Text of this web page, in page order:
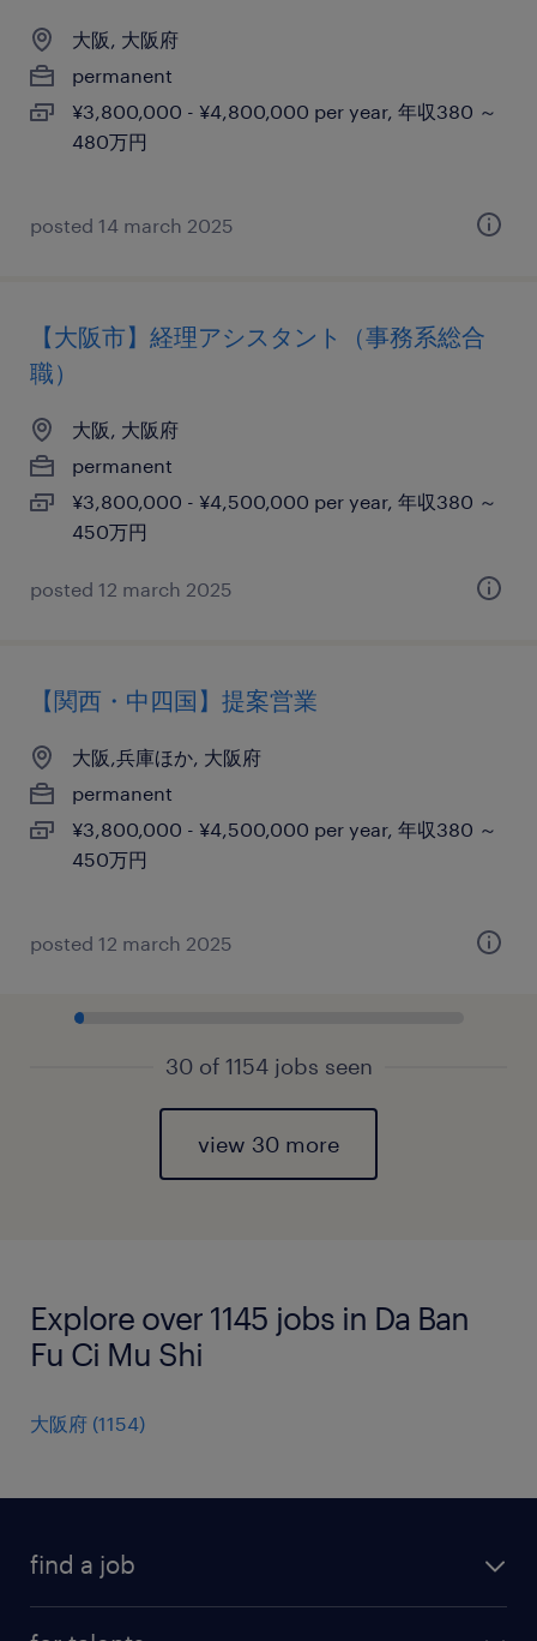
大阪, 大阪府
permanent
¥3,800,000 - ¥4,800,000 per year, 年収380 ～
480万円
posted 14 march 2025
【大阪市】経理アシスタント（事務系総合
職）
大阪, 大阪府
permanent
¥3,800,000 - ¥4,500,000 per year, 年収380 ～
450万円
posted 12 march 2025
【関西・中四国】提案営業
大阪,兵庫ほか, 大阪府
permanent
¥3,800,000 - ¥4,500,000 per year, 年収380 ～
450万円
posted 12 march 2025
30 of 1154 jobs seen
view 30 more
Explore over 1145 jobs in Da Ban
Fu Ci Mu Shi
大阪府 (1154)
find a job